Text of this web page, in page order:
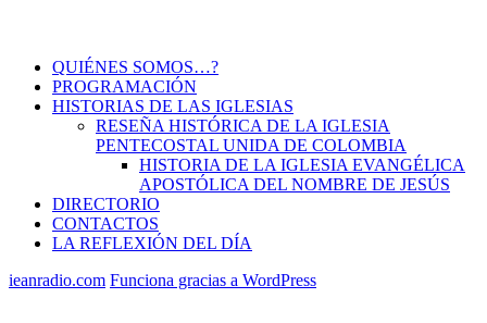
QUIÉNES SOMOS…?
PROGRAMACIÓN
HISTORIAS DE LAS IGLESIAS
RESEÑA HISTÓRICA DE LA IGLESIA
PENTECOSTAL UNIDA DE COLOMBIA
HISTORIA DE LA IGLESIA EVANGÉLICA
APOSTÓLICA DEL NOMBRE DE JESÚS
DIRECTORIO
CONTACTOS
LA REFLEXIÓN DEL DÍA
ieanradio.com Funciona gracias a WordPress